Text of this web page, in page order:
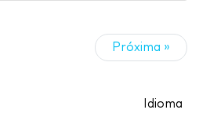
Próxima »
Idioma